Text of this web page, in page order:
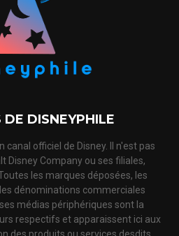
DISNEYPHILE
canal officiel de Disney. Il n'est pas
Disney Company ou ses filiales,
les marques déposées, les
dénominations commerciales
médias périphériques sont la
respectifs et apparaissent ici aux